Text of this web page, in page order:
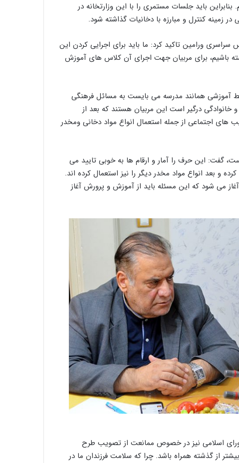
باید جلسات مستمری را با این وزارتخانه در
کنترل و مبارزه با دخانیات گذاشته شود.
سراسری ورامین تاکید کرد: ما باید برای اجرایی کردن این
باشیم، برای مربیان جهت اجرای آن کلاس های آموزش
آموزشی همانند مدرسه می بایست به مسائل فرهنگی
درگیر است این مربیان هستند که بعد از
های اجتماعی از جمله استعمال انواع مواد دخانی ومخدر
گفت: این حرف را آمار و ارقام ها به خوبی تایید می
و بعد انواع مواد مخدر دیگر را نیز استعمال کرده اند.
می شود که این مسئله باید از آموزش و پرورش آغاز
اسلامی نیز در خصوص ممانعت از تصویب طرح
از گذشته همراه باشد. چرا که سلامت فرزندان ما در